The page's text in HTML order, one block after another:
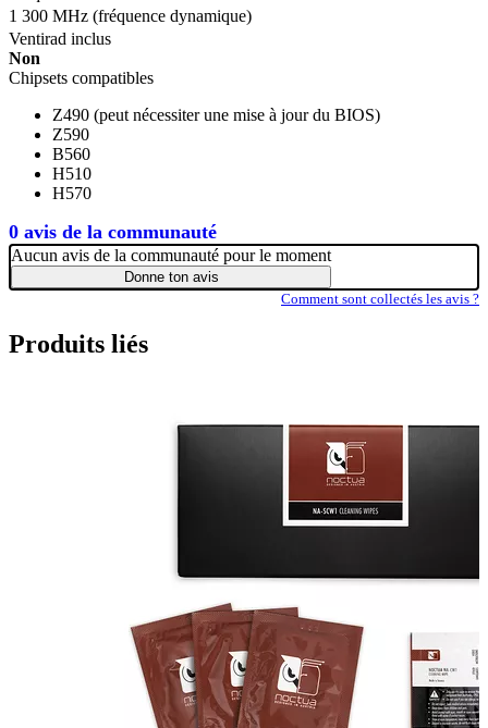
0 avis de la communauté
1 300 MHz (fréquence dynamique)
Ventirad inclus
Non
Chipsets compatibles
Z490 (peut nécessiter une mise à jour du BIOS)
Z590
B560
H510
H570
Aucun avis de la communauté pour le moment
Donne ton avis
Comment sont collectés les avis ?
Produits liés